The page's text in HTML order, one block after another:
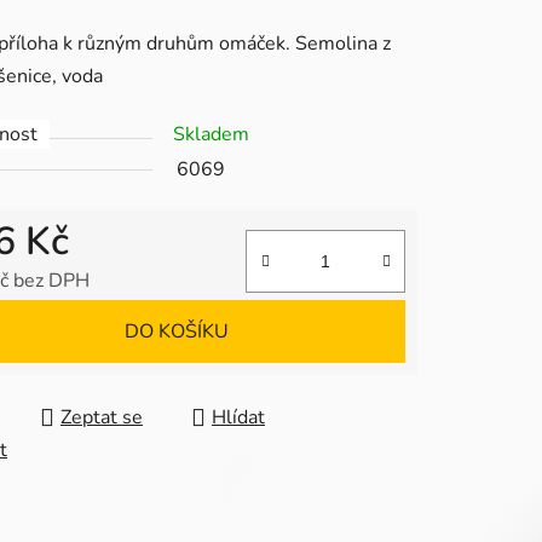
k různým druhům omáček. Semolina z
voda
Skladem
6069
Kč
bez DPH
DO KOŠÍKU
Zeptat se
Hlídat